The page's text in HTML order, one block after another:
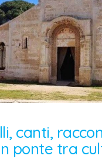
canti,
ponte tra